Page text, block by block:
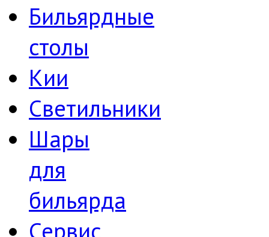
Бильярдные
столы
Кии
Светильники
Шары
для
бильярда
Сервис